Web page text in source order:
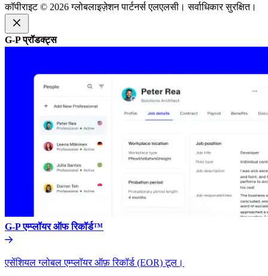
कॉपीराइट © 2026 ग्लोबलाइज़ेशन पार्टनर्स एलएलसी। सर्वाधिकार सुरक्षित।​​
G-P प्रॉडक्ट्स​​
G-P एम्प्लॉयर ऑफ रिकॉर्ड™​​
एसेंशियल ग्लोबल एम्प्लॉयर ऑफ़ रिकॉर्ड (EOR) टूल।​​